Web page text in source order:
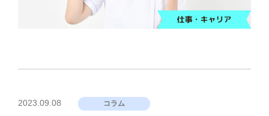
投
2023.09.08 コラム